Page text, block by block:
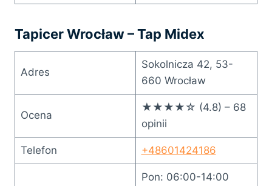
Tapicer Wrocław – Tap Midex
Adres
Sokolnicza 42, 53-
660 Wrocław
Ocena
★★★★☆ (4.8) – 68
opinii
Telefon +48601424186
Pon: 06:00-14:00